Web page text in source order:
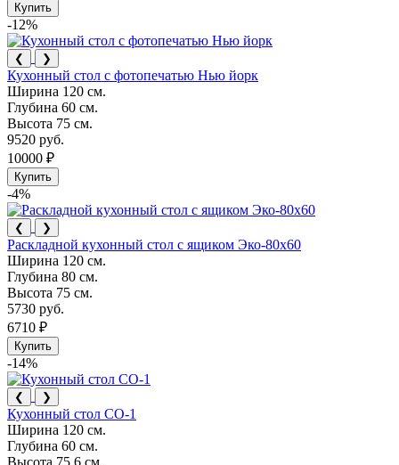
Купить
-12%
❮ ❯
Кухонный стол с фотопечатью Нью йорк
Ширина 120 см.
Глубина 60 см.
Высота 75 см.
9520 руб.
10000 ₽
Купить
-4%
❮ ❯
Раскладной кухонный стол с ящиком Эко-80х60
Ширина 120 см.
Глубина 80 см.
Высота 75 см.
5730 руб.
6710 ₽
Купить
-14%
❮ ❯
Кухонный стол СО-1
Ширина 120 см.
Глубина 60 см.
Высота 75.6 см.